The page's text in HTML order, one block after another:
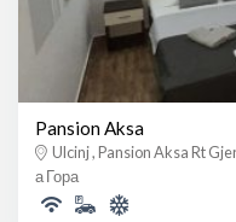
Pansion Aksa
Ulcinj , Pansion Aksa Rt
а Гора